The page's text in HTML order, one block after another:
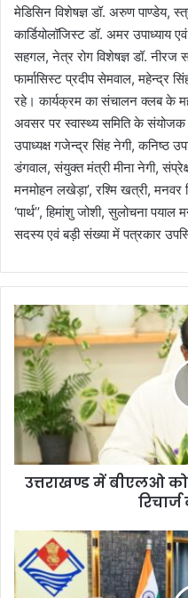
मेडिसिन विशेषज्ञ डॉ. अरुण पाण्डेय,
कार्डियोलॉजिस्ट डॉ. अमर उपाध्याय
सहगल, नेत्र रोग विशेषज्ञ डॉ. नीरज
फार्मासिस्ट प्रदीप सेमवाल, महेन्द्र
रहे। कार्यक्रम का संचालन क्लब के
अवसर पर स्वास्थ्य समिति के संयोजक
उपाध्यक्ष गजेन्द्र सिंह नेगी, कनिष्ठ
डंगवाल, संयुक्त मंत्री मीना नेगी,
मनमोहन लखेड़ा’, रश्मि खत्री, मनवर
‘पार्थ’’, हिमांशु जोशी, सुलोचना
सदस्य एवं बड़ी संख्या में पत्रकार
उ
त्त
रा
ण्ड
में
बी
ल
गा
ए
क
उत्तराखण्ड में बीएलओ
र्ट
सि